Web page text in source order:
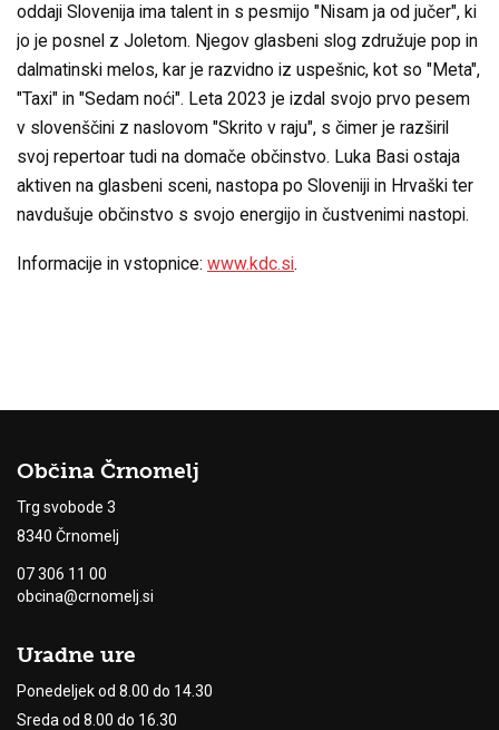
oddaji Slovenija ima talent in s pesmijo "Nisam ja od jučer", ki
jo je posnel z Joletom. ​Njegov glasbeni slog združuje pop in
dalmatinski melos, kar je razvidno iz uspešnic, kot so "Meta",
"Taxi" in "Sedam noći". Leta 2023 je izdal svojo prvo pesem
v slovenščini z naslovom "Skrito v raju", s čimer je razširil
svoj repertoar tudi na domače občinstvo. ​Luka Basi ostaja
aktiven na glasbeni sceni, nastopa po Sloveniji in Hrvaški ter
navdušuje občinstvo s svojo energijo in čustvenimi nastopi.
Informacije in vstopnice: www.kdc.si.
Občina Črnomelj
Trg svobode 3
8340 Črnomelj
07 306 11 00
obcina@crnomelj.si
Uradne ure
Ponedeljek od 8.00 do 14.30
Sreda od 8.00 do 16.30